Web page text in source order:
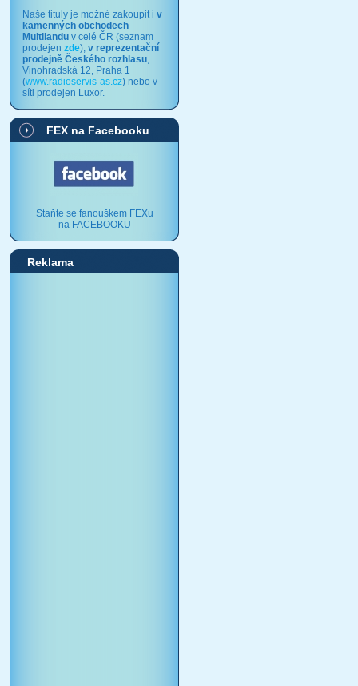
Naše tituly je možné zakoupit i v
kamenných obchodech
Multilandu v celé ČR (seznam
prodejen zde), v reprezentační
prodejně Českého rozhlasu
Vinohradská 12, Praha 1
(www.radioservis-as.cz) nebo v
síti prodejen Luxor.
FEX na Facebooku
Staňte se fanouškem FEXu
na FACEBOOKU
Reklama